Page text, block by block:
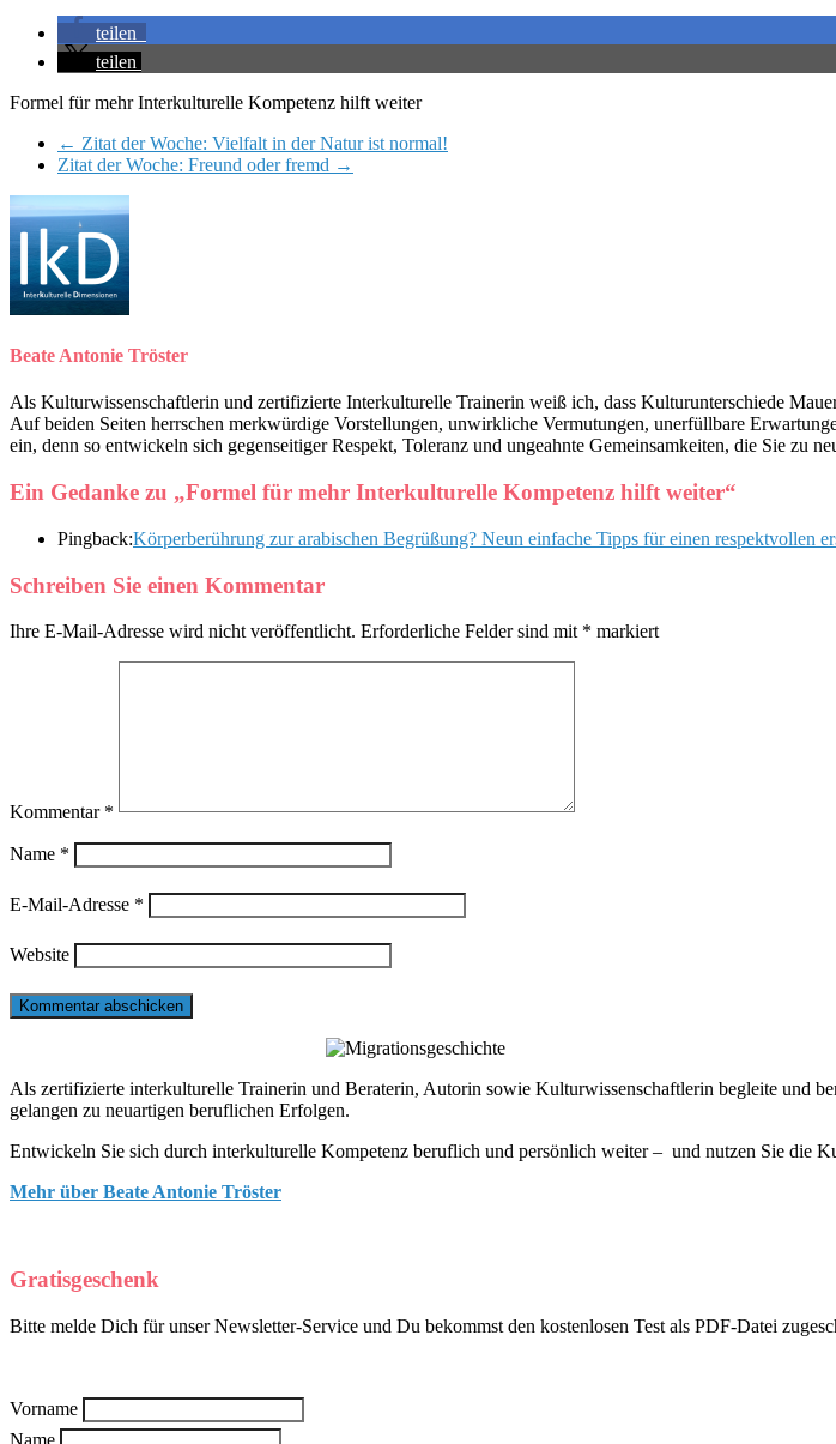
teilen
teilen
Formel für mehr Interkulturelle Kompetenz hilft weiter
← Zitat der Woche: Vielfalt in der Natur ist normal!
Zitat der Woche: Freund oder fremd →
Beate Antonie Tröster
Als Kulturwissenschaftlerin und zertifizierte Interkulturelle Trainerin weiß ich, dass Kulturunterschiede
Auf beiden Seiten herrschen merkwürdige Vorstellungen, unwirkliche Vermutungen, unerfüllbare
ein, denn so entwickeln sich gegenseitiger Respekt, Toleranz und ungeahnte Gemeinsamkeiten, die Sie zu
Ein Gedanke zu „Formel für mehr Interkulturelle Kompetenz hilft weiter“
Pingback:Körperberührung zur arabischen Begrüßung? Neun einfache Tipps für einen respektvollen
Schreiben Sie einen Kommentar
Ihre E-Mail-Adresse wird nicht veröffentlicht. Erforderliche Felder sind mit * markiert
Kommentar *
Name *
E-Mail-Adresse *
Website
Als zertifizierte interkulturelle Trainerin und Beraterin, Autorin sowie Kulturwissenschaftlerin begleite und
gelangen zu neuartigen beruflichen Erfolgen.
Entwickeln Sie sich durch interkulturelle Kompetenz beruflich und persönlich weiter – und nutzen Sie die
Mehr über Beate Antonie Tröster
Gratisgeschenk
Bitte melde Dich für unser Newsletter-Service und Du bekommst den kostenlosen Test als PDF-Datei
Vorname
Name